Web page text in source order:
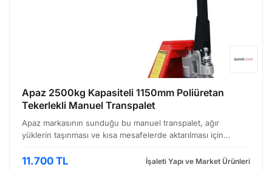
Apaz 2500kg Kapasiteli 1150mm Poliüretan
Tekerlekli Manuel Transpalet
Apaz markasının sunduğu bu manuel transpalet, ağır
yüklerin taşınması ve kısa mesafelerde aktarılması için
depolar, üretim tesisleri, rıhtımlar ve perakende satış…
11.700 TL İşaleti Yapı ve Market Ürünleri